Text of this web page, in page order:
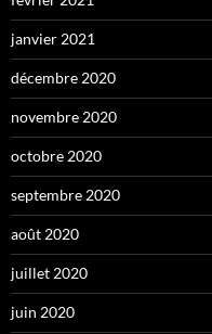
janvier 2021
décembre 2020
novembre 2020
octobre 2020
septembre 2020
août 2020
juillet 2020
juin 2020